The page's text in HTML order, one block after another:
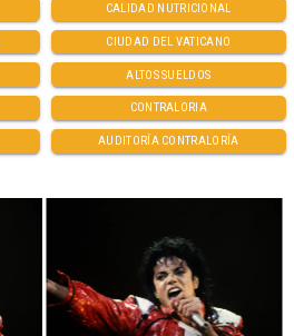
CALIDAD NUTRICIONAL
CIUDAD DEL VATICANO
ALTOS SUELDOS
CONTRALORIA
AUDITORÍA CONTRALORÍA